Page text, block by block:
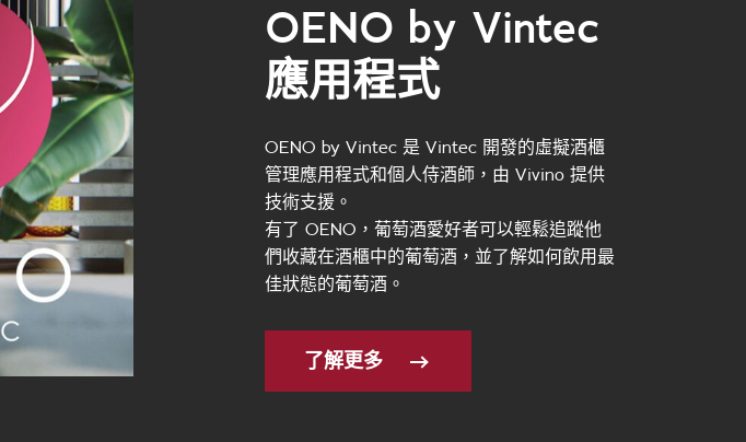
OENO by Vintec
應用程式
OENO by Vintec 是 Vintec 開發的虛擬酒櫃
管理應用程式和個人侍酒師，由 Vivino 提供
技術支援。
有了 OENO，葡萄酒愛好者可以輕鬆追蹤他
們收藏在酒櫃中的葡萄酒，並了解如何飲用最
佳狀態的葡萄酒。
了解更多